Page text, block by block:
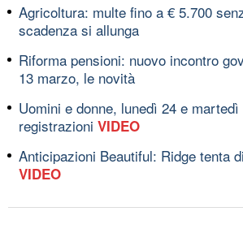
Agricoltura: multe fino a € 5.700
scadenza si allunga
Riforma pensioni: nuovo incontro
13 marzo, le novità
Uomini e donne, lunedì 24 e
registrazioni VIDEO
Anticipazioni Beautiful: Ridge tenta
VIDEO